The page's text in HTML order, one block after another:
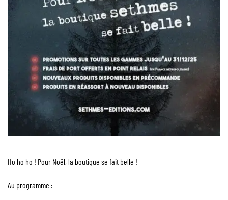
Ho ho ho ! Pour Noël, la boutique se fait belle !
Au programme :